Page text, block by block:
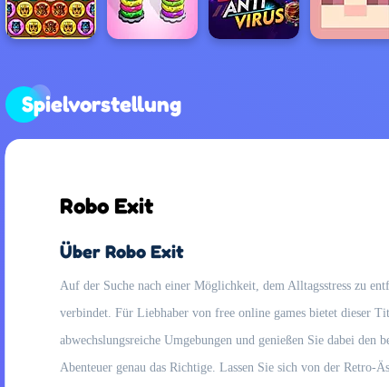
Spielvorstellung
Robo Exit
Über Robo Exit
Auf der Suche nach einer Möglichkeit, dem Alltagsstress zu
verbindet. Für Liebhaber von free online games bietet dieser
abwechslungsreiche Umgebungen und genießen Sie dabei
Abenteuer genau das Richtige. Lassen Sie sich von der